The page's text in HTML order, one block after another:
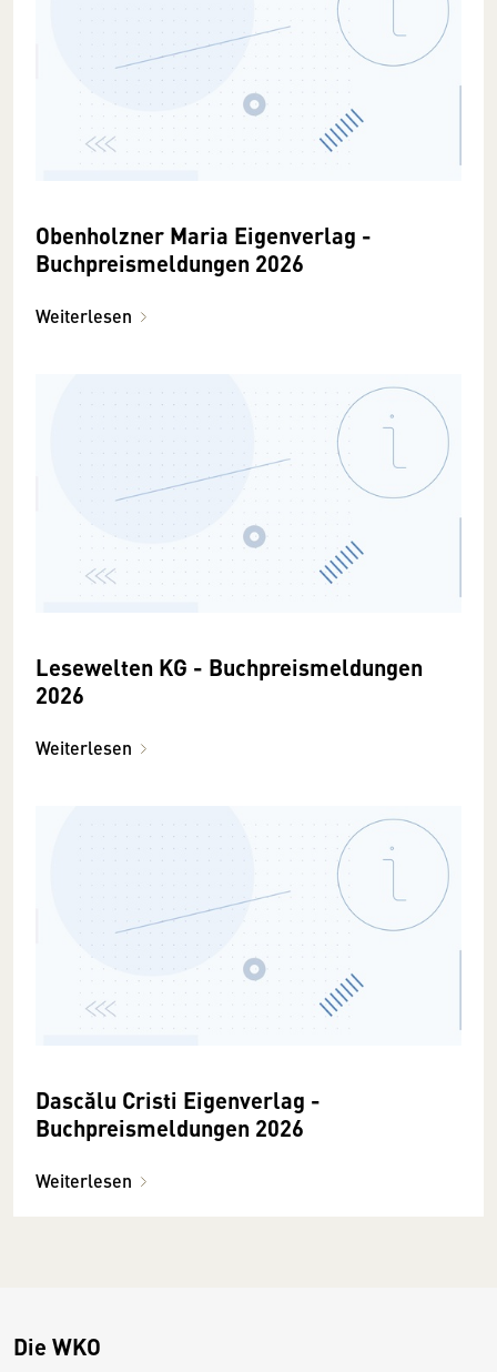
Obenholzner Maria Eigenverlag -
Buchpreismeldungen 2026
Weiterlesen
Lesewelten KG - Buchpreismeldungen
2026
Weiterlesen
Dascălu Cristi Eigenverlag -
Buchpreismeldungen 2026
Weiterlesen
Die WKO